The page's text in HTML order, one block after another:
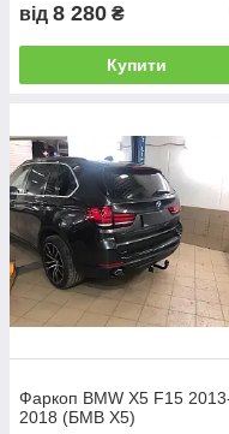
Тип даного ТСУ
монтувати
виробництво в
відносно
Телефонуйте, і
від 8 280 ₴
Купити
Фаркоп BMW X5 F15
2018 (БМВ Х5)